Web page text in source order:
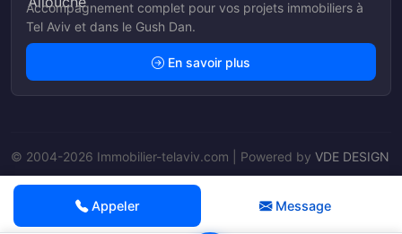
Appeler Message
Accompagnement complet pour vos projets immobiliers à
Tel Aviv et dans le Gush Dan.
En savoir plus
© 2004-2026 Immobilier-telaviv.com | Powered by VDE DESIGN
Nos Agents